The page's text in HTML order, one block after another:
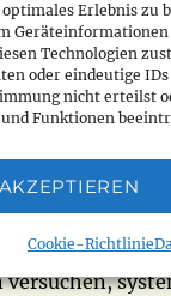
Erlebnis zu
Technologien
oder eindeutige
nicht erteilst
Funktionen
AKZEPTIEREN
Cookie-Richtlinie
wichtigste
der
up ist das
Tricks